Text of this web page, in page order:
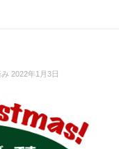
み 2022年1月3日